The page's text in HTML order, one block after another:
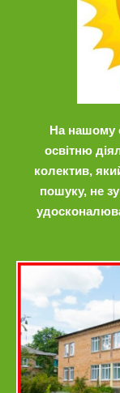
На нашому
освітню
колектив,
пошуку, не